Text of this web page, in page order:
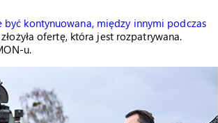
być kontynuowana, między innymi podczas
ofertę, która jest rozpatrywana.
u.